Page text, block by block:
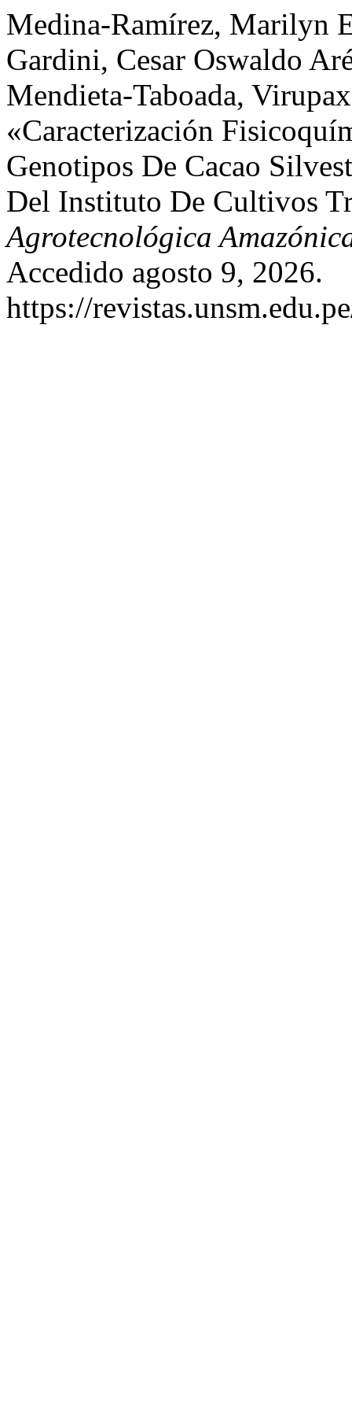
Medina-Ramírez, Marilyn
Gardini, Cesar Oswaldo
Mendieta-Taboada,
«Caracterización
Genotipos De Cacao
Del Instituto De Cultivos
Agrotecnológica
Accedido agosto 9, 2026.
https://